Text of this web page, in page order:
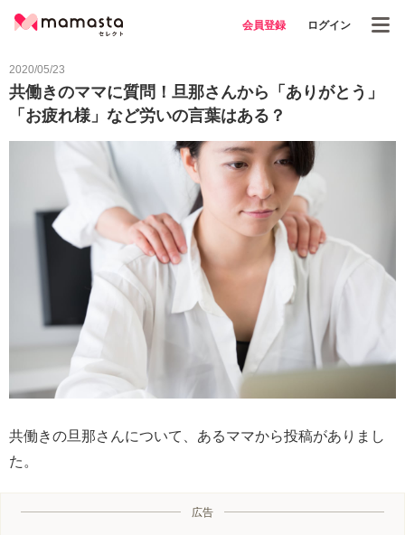
会員登録 ログイン
2020/05/23
共働きのママに質問！旦那さんから「ありがとう」
「お疲れ様」など労いの言葉はある？
共働きの旦那さんについて、あるママから投稿がありまし
た。
広告